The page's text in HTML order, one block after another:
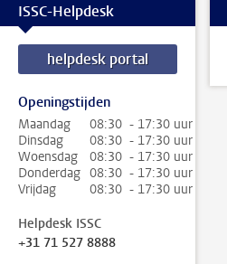
ISSC-Helpdesk
helpdesk portal
Openingstijden
Maandag
08:30 - 17:30 uur
Dinsdag
08:30 - 17:30 uur
Woensdag
08:30 - 17:30 uur
Donderdag 08:30 - 17:30 uur
Vrijdag
08:30 - 17:30 uur
Helpdesk ISSC
+31 71 527 8888